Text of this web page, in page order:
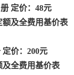
定价：48元
额及全费用基价表
价：200元
及全费用基价表